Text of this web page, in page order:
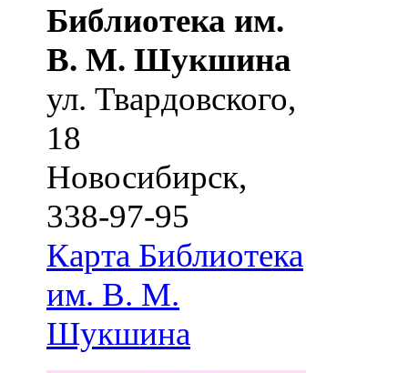
Библиотека им.
В. М. Шукшина
ул. Твардовского,
18
Новосибирск,
338-97-95
Карта Библиотека
им. В. М.
Шукшина